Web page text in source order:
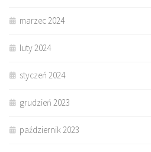
marzec 2024
luty 2024
styczeń 2024
grudzień 2023
październik 2023